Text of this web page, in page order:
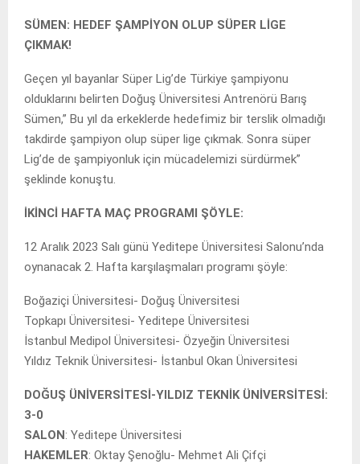
SÜMEN: HEDEF ŞAMPİYON OLUP SÜPER LİGE
ÇIKMAK!
Geçen yıl bayanlar Süper Lig’de Türkiye şampiyonu
olduklarını belirten Doğuş Üniversitesi Antrenörü Barış
Sümen,” Bu yıl da erkeklerde hedefimiz bir terslik olmadığı
takdirde şampiyon olup süper lige çıkmak. Sonra süper
Lig’de de şampiyonluk için mücadelemizi sürdürmek”
şeklinde konuştu.
İKİNCİ HAFTA MAÇ PROGRAMI ŞÖYLE:
12 Aralık 2023 Salı günü Yeditepe Üniversitesi Salonu’nda
oynanacak 2. Hafta karşılaşmaları programı şöyle:
Boğaziçi Üniversitesi- Doğuş Üniversitesi
Topkapı Üniversitesi- Yeditepe Üniversitesi
İstanbul Medipol Üniversitesi- Özyeğin Üniversitesi
Yıldız Teknik Üniversitesi- İstanbul Okan Üniversitesi
DOĞUŞ ÜNİVERSİTESİ-YILDIZ TEKNİK ÜNİVERSİTESİ:
3-0
SALON: Yeditepe Üniversitesi
HAKEMLER: Oktay Şenoğlu- Mehmet Ali Çifçi